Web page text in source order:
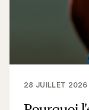
28 JUILLET 2026